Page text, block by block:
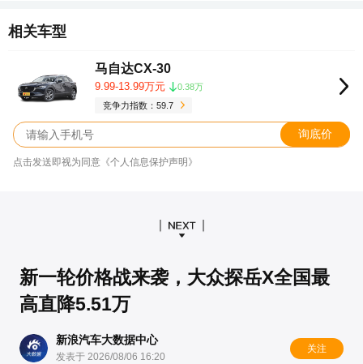
相关车型
马自达CX-30
9.99-13.99万元
0.38万
竞争力指数：59.7
询底价
点击发送即视为同意《个人信息保护声明》
新一轮价格战来袭，大众探岳X全国最
高直降5.51万
新浪汽车大数据中心
发表于 2026/08/06 16:20
关注